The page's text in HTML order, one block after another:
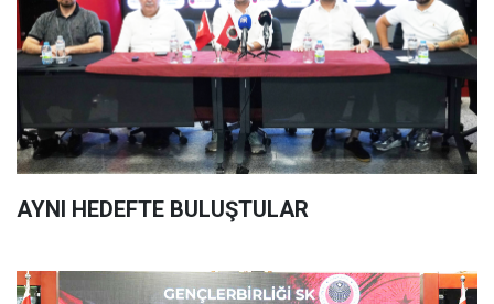
AYNI HEDEFTE BULUŞTULAR